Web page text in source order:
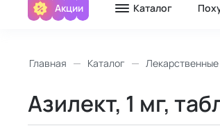
Акции Каталог
Главная Каталог
Азилект, 1 мг,